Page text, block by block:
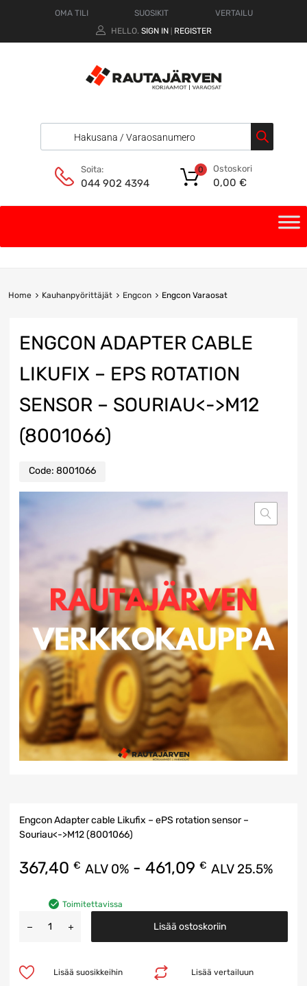
OMA TILI SUOSIKIT
VERTAILU
HELLO. SIGN IN REGISTER
Soita:
044 902 4394
Ostoskori
0,00 €
0
Home Kauhanpyörittäjät Engcon Engcon Varaosat
ENGCON ADAPTER CABLE
LIKUFIX – EPS ROTATION
SENSOR – SOURIAU<->M12
(8001066)
Code: 8001066
Engcon Adapter cable Likufix – ePS rotation sensor –
Souriau<->M12 (8001066)
367,40 € ALV 0% - 461,09 € ALV 25.5%
Toimitettavissa
Lisää ostoskoriin
Lisää vertailuun
Lisää suosikkeihin